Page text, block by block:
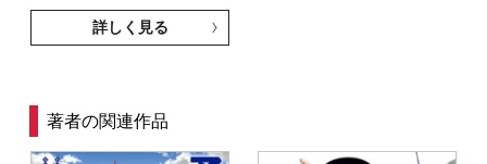
詳しく見る
著者の関連作品